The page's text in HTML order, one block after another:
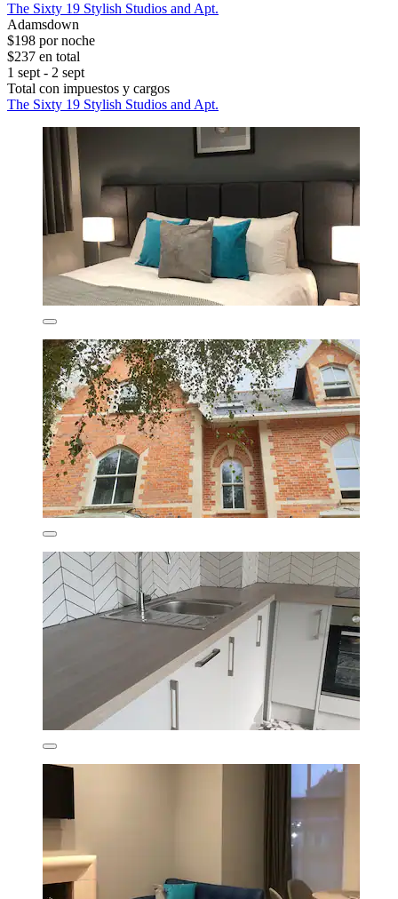
The Sixty 19 Stylish Studios and Apt.
Adamsdown
$198 por noche
$237 en total
1 sept - 2 sept
Total con impuestos y cargos
The Sixty 19 Stylish Studios and Apt.